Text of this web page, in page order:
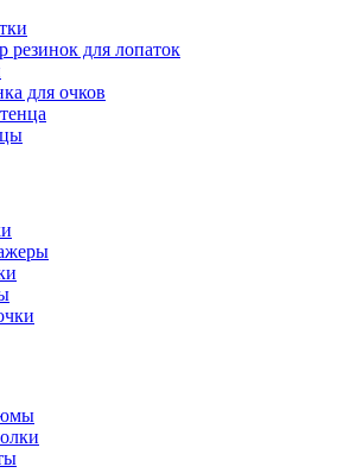
резинок для лопаток
для очков